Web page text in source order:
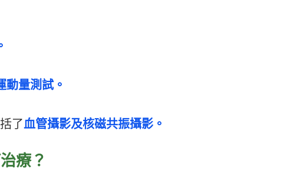
動量測試。
了血管攝影及核磁共振攝影。
療？